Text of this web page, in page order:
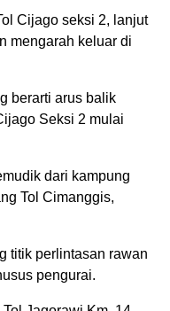
Cijago seksi 2, lanjut
mengarah keluar di
berarti arus balik
Seksi 2 mulai
dari kampung
Tol Cimanggis,
titik perlintasan rawan
pengurai.